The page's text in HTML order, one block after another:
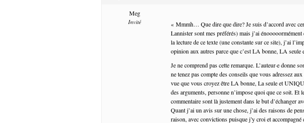
Meg
Invité
« Mmmh… Que dire que dire? Je suis d’accord avec
Lannister sont mes préférés) mais j’ai
la lecture de ce texte (une constante sur ce site), j’ai
opinion aux autres parce que c’est LA bonne, LA
Je ne comprend pas cette remarque. L’auteur·e donne
ne tenez pas compte des conseils que vous adressez
vue que vous croyez être LA bonne, La seule et
des arguments, personne n’impose quoi que ce soit.
commentaire sont là justement dans le but d’échanger
Quant j’ai un avis sur une chose, j’ai des raisons de
raison, avec convictions puisque j’y croi et accompagné